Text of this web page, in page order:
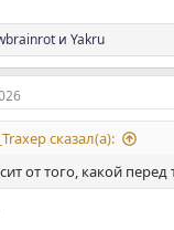
и Yakru
сказал(а):
от того, какой